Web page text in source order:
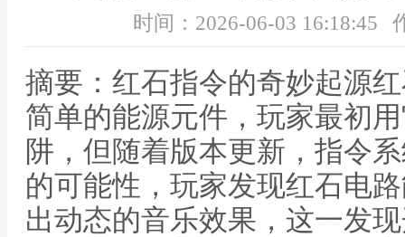
时间：2026-06-03 16:18:45
摘要：红石指令的奇妙起源
简单的能源元件，玩家最初
阱，但随着版本更新，指令
的可能性，玩家发现红石电
出动态的音乐效果，这一发